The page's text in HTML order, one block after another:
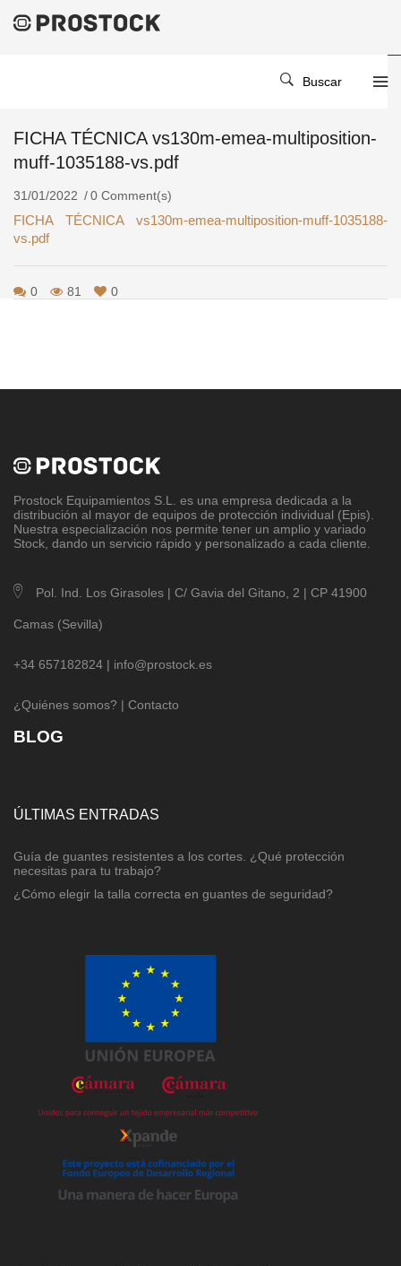
Buscar
FICHA TÉCNICA Vs130m-Emea-Multiposition-Muff-1035188-
FICHA TÉCNICA vs130m-emea-multiposition-
muff-1035188-vs.pdf
31/01/2022 0 Comment(s)
FICHA TÉCNICA vs130m-emea-multiposition-muff-1035188-
vs.pdf
0 81 0
Prostock Equipamientos S.L
. es una empresa dedicada a la
distribución al mayor de equipos de protección individual (Epis).
Nuestra especialización nos permite tener un amplio y variado
Stock, dando un servicio rápido y personalizado a cada cliente.
Pol. Ind. Los Girasoles | C/ Gavia del Gitano, 2 | CP 41900
Camas (Sevilla)
+34 657182824 | info@prostock.es
¿Quiénes somos? | Contacto
BLOG
ÚLTIMAS ENTRADAS
Guía de guantes resistentes a los cortes. ¿Qué protección
necesitas para tu trabajo?
¿Cómo elegir la talla correcta en guantes de seguridad?